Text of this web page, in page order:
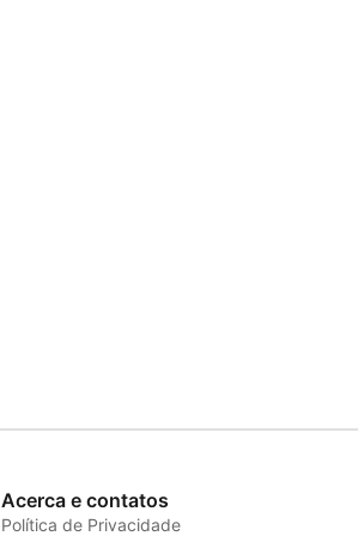
Acerca e contatos
Política de Privacidade